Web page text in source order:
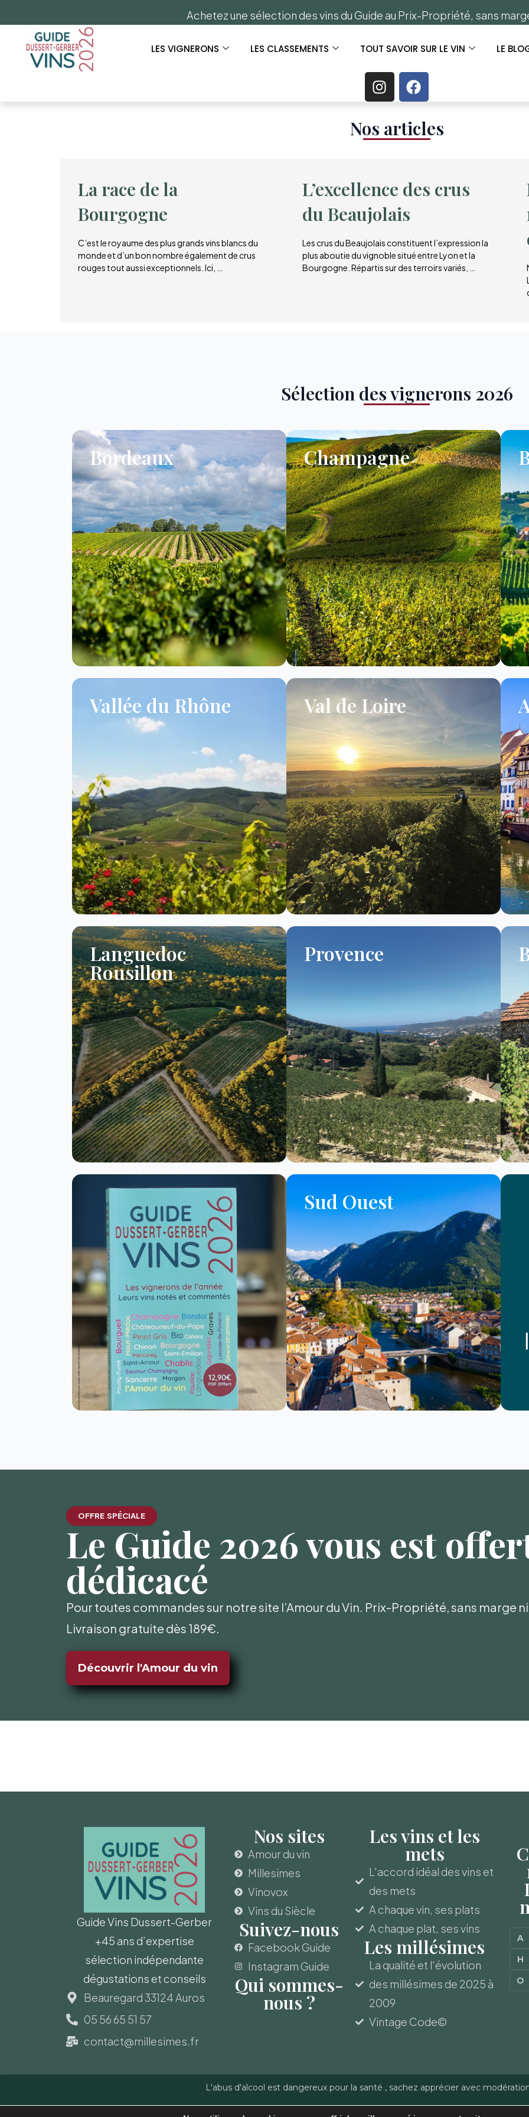
Achetez une sélection des vins du Guide au Prix-Propriété, sans
LES VIGNERONS LES CLASSEMENTS TOUT SAVOIR SUR LE VIN LE
Nos articles​
La race de la
Bourgogne
C’est le royaume des plus grands vins blancs du
monde et d’un bon nombre également de crus
rouges tout aussi exceptionnels. Ici, …
L’excellence des crus
du Beaujolais
Les crus du Beaujolais constituent l’expression la
plus aboutie du vignoble situé entre Lyon et la
Bourgogne. Répartis sur des terroirs variés, …
Sélection des vignerons 2026
Bordeaux Champagne
Vallée du Rhône Val de Loire
Languedoc
Rousillon
Provence
Sud Ouest
OFFRE SPÉCIALE
Le Guide 2026 vous est
dédicacé
Pour toutes commandes sur notre site l’Amour du Vin. Prix-Propriété, sans marge
Livraison gratuite dès 189€.
Découvrir l'Amour du vin
Guide Vins Dussert-Gerber
+45 ans d’expertise
sélection indépendante
dégustations et conseils
Beauregard 33124 Auros
05 56 65 51 57
contact@millesimes.fr
Nos sites
Amour du vin
Millesimes
Vinovox
Vins du Siècle
Suivez-nous
Facebook Guide
Instagram Guide
Qui sommes-
nous ?
Les vins et les
mets
L'accord idéal des vins et
des mets
A chaque vin, ses plats
A chaque plat, ses vins
Les millésimes
La qualité et l'évolution
des millésimes de 2025 à
2009
Vintage Code©
A
H
O
L'abus d'alcool est dangereux pour la santé , sachez apprécier avec
Copyright © Guide des Vins - Sas Millésimes et Dussert-Gerber - Reproduction Politique de confidentialité